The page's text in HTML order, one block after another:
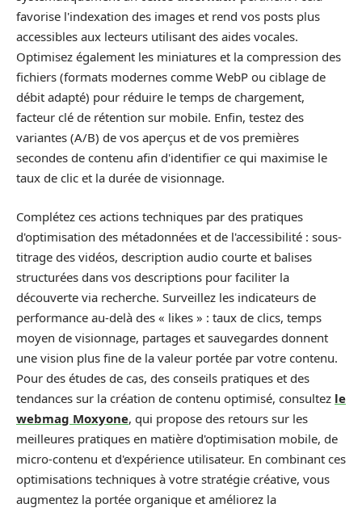
favorise l'indexation des images et rend vos posts plus
accessibles aux lecteurs utilisant des aides vocales.
Optimisez également les miniatures et la compression des
fichiers (formats modernes comme WebP ou ciblage de
débit adapté) pour réduire le temps de chargement,
facteur clé de rétention sur mobile. Enfin, testez des
variantes (A/B) de vos aperçus et de vos premières
secondes de contenu afin d'identifier ce qui maximise le
taux de clic et la durée de visionnage.
Complétez ces actions techniques par des pratiques
d'optimisation des métadonnées et de l'accessibilité : sous-
titrage des vidéos, description audio courte et balises
structurées dans vos descriptions pour faciliter la
découverte via recherche. Surveillez les indicateurs de
performance au-delà des « likes » : taux de clics, temps
moyen de visionnage, partages et sauvegardes donnent
une vision plus fine de la valeur portée par votre contenu.
Pour des études de cas, des conseils pratiques et des
tendances sur la création de contenu optimisé, consultez le
webmag Moxyone, qui propose des retours sur les
meilleures pratiques en matière d'optimisation mobile, de
micro-contenu et d'expérience utilisateur. En combinant ces
optimisations techniques à votre stratégie créative, vous
augmentez la portée organique et améliorez la